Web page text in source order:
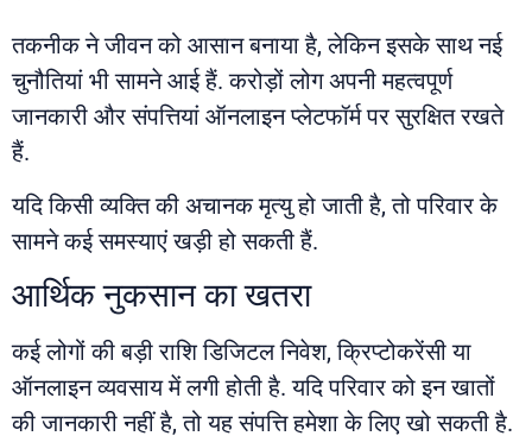
तकनीक ने जीवन को आसान बनाया है, लेकिन इसके साथ नई
चुनौतियां भी सामने आई हैं. करोड़ों लोग अपनी महत्वपूर्ण
जानकारी और संपत्तियां ऑनलाइन प्लेटफॉर्म पर सुरक्षित रखते
हैं.
यदि किसी व्यक्ति की अचानक मृत्यु हो जाती है, तो परिवार के
सामने कई समस्याएं खड़ी हो सकती हैं.
आर्थिक नुकसान का खतरा
कई लोगों की बड़ी राशि डिजिटल निवेश, क्रिप्टोकरेंसी या
ऑनलाइन व्यवसाय में लगी होती है. यदि परिवार को इन खातों
की जानकारी नहीं है, तो यह संपत्ति हमेशा के लिए खो सकती है.